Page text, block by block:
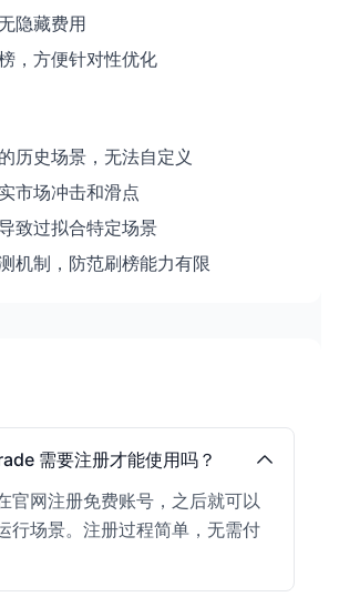
隐藏费用
，方便针对性优化
历史场景，无法自定义
市场冲击和滑点
致过拟合特定场景
机制，防范刷榜能力有限
需要注册才能使用吗？
官网注册免费账号，之后就可以
行场景。注册过程简单，无需付